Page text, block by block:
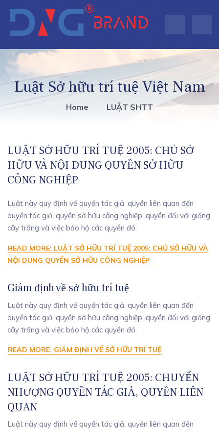
Luật Sở hữu trí tuệ Việt Nam
Home LUẬT SHTT
LUẬT SỞ HỮU TRÍ TUỆ 2005: CHỦ SỞ
HỮU VÀ NỘI DUNG QUYỀN SỞ HỮU
CÔNG NGHIỆP
Luật này quy định về quyền tác giả, quyền liên quan đến
quyền tác giả, quyền sở hữu công nghiệp, quyền đối với giống
cây trồng và việc bảo hộ các quyền đó.
READ MORE: LUẬT SỞ HỮU TRÍ TUỆ 2005: CHỦ SỞ HỮU VÀ
NỘI DUNG QUYỀN SỞ HỮU CÔNG NGHIỆP
Giám định về sở hữu trí tuệ
Luật này quy định về quyền tác giả, quyền liên quan đến
quyền tác giả, quyền sở hữu công nghiệp, quyền đối với giống
cây trồng và việc bảo hộ các quyền đó.
READ MORE: GIÁM ĐỊNH VỀ SỞ HỮU TRÍ TUỆ
LUẬT SỞ HỮU TRÍ TUỆ 2005: CHUYỂN
NHƯỢNG QUYỀN TÁC GIẢ, QUYỀN LIÊN
QUAN
Luật này quy định về quyền tác giả, quyền liên quan đến